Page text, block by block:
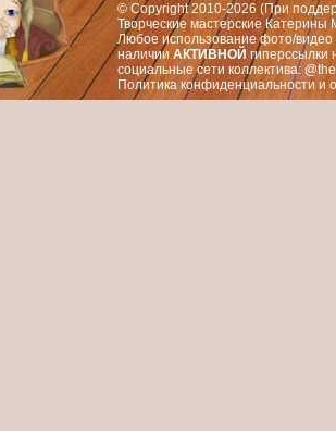
© Copyright 2010-2026 (При
Творческие мастерские
Любое использование фото/видео
наличии АКТИВНОЙ гиперссылки
социальные сети коллектива:
Политика конфиденциальности и